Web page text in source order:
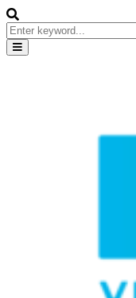
Search
for:
Primary
Menu